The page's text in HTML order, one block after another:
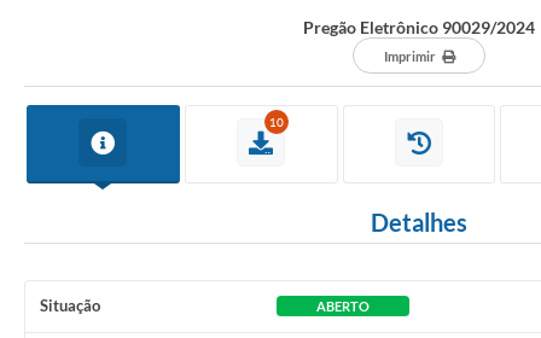
Pregão Eletrônico 90029/2024
Imprimir
10
Detalhes
Situação ABERTO